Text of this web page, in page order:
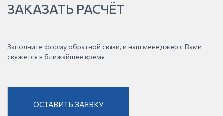
ЗАКАЗАТЬ РАСЧЁТ
Заполните форму обратной связи, и наш менеджер с Вами
свяжется в ближайшее время
ОСТАВИТЬ ЗАЯВКУ